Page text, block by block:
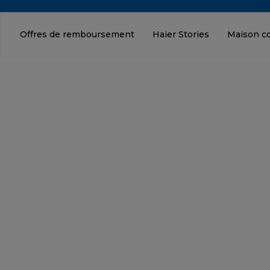
Offres de remboursement Haier Stories Maison